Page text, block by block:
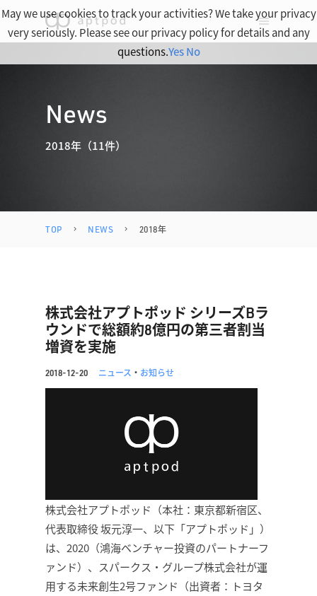
News
2018年（11件）
TOP NEWS 2018年
株式会社アプトポッド シリーズBラ
ウンドで総額約8億円の第三者割当
増資を実施
2018-12-20 ニュース ・ お知らせ
株式会社アプトポッド（本社：東京都新宿区、
代表取締役 坂元淳一、以下「アプトポッド」）
は、2020（鴻海ベンチャー投資のパートナーフ
ァンド）、スパークス・グループ株式会社が運
用する未来創生2号ファンド（出資者：トヨタ
May we use cookies to track your activities? We take your privacy
very seriously. Please see our privacy policy for details and any
questions.Yes No